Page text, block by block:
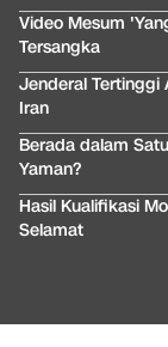
Video Mesum
Tersangka
Jenderal Tertinggi
Iran
Berada dalam
Yaman?
Hasil Kualifikasi
Selamat